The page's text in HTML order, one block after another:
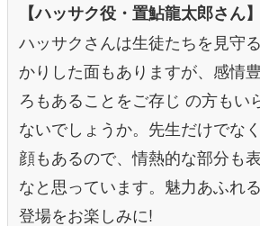
【ハッサク役・置鮎龍太郎さん】
ハッサクさんは生徒たちを見守
かりした面もありますが、感情
ろもあることをご存じ の方もい
ないでしょうか。先生だけでな
顔もあるので、情熱的な部分も
なと思っています。魅力あふれ
登場をお楽しみに!